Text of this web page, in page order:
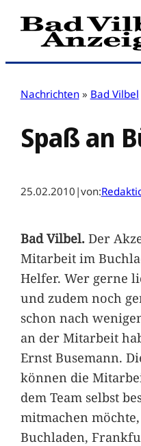
Zum
Inhalt
Nachrichten » Bad Vilbel
Spaß an
25.02.2010 |von:
Bad Vilbel.Der
Mitarbeit im
Helfer. Wer gerne
und zudem noch
schon nach
an der Mitarbeit
Ernst Busemann.
können die
dem Team selbst
mitmachen
Buchladen,